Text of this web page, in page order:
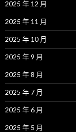
2025 年 12 月
2025 年 11 月
2025 年 10 月
2025 年 9 月
2025 年 8 月
2025 年 7 月
2025 年 6 月
2025 年 5 月